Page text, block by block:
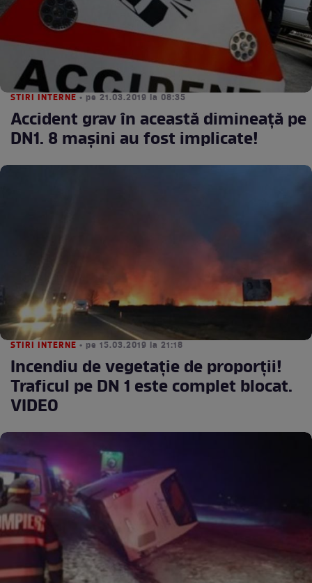
STIRI INTERNE • pe 21.03.2019 la 08:35
Accident grav în această dimineaţă pe
DN1. 8 maşini au fost implicate!
STIRI INTERNE • pe 15.03.2019 la 21:18
Incendiu de vegetație de proporții!
Traficul pe DN 1 este complet blocat.
VIDEO